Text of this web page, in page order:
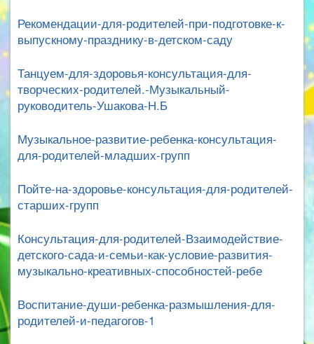
Рекомендации-для-родителей-при-подготовке-к-
выпускному-празднику-в-детском-саду
Танцуем-для-здоровья-консультация-для-
творческих-родителей.-Музыкальный-
руководитель-Ушакова-Н.Б
Музыкальное-развитие-ребенка-консультация-
для-родителей-младших-групп
Пойте-на-здоровье-консультация-для-родителей-
старших-групп
Консультация-для-родителей-Взаимодействие-
детского-сада-и-семьи-как-условие-развития-
музыкально-креативных-способностей-ребе
Воспитание-души-ребенка-размышления-для-
родителей-и-педагогов-1